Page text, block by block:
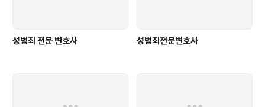
성범죄 전문 변호사 성범죄전문변호사